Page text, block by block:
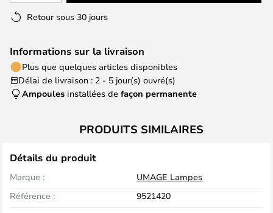
Retour sous 30 jours
Informations sur la livraison
Plus que quelques articles disponibles
Délai de livraison : 2 - 5 jour(s) ouvré(s)
Ampoules installées de façon permanente
PRODUITS SIMILAIRES
Détails du produit
Marque :
UMAGE Lampes
Référence :
9521420